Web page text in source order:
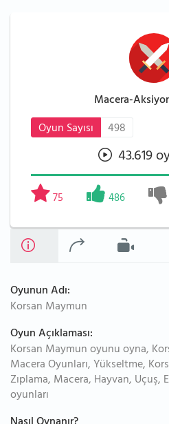
Macera-
Oyun Sayısı
498
43.619
75 486
Oyunun Adı:
Korsan Maymun
Oyun Açıklaması:
Korsan Maymun oyunu oyna,
Macera Oyunları, Yükseltme,
Zıplama, Macera, Hayvan, Uçuş,
oyunları